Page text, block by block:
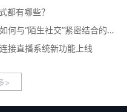
都有哪些？
与“陌生社交”紧密结合的？
接直播系统新功能上线
>